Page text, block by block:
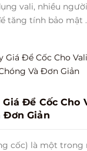
vali, nhiều
tăng tính bảo mật
Để Cốc Cho
Đơn Giản
cốc) là một trong